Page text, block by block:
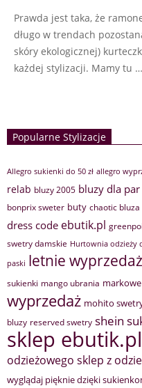
Prawda jest taka, że
długo w trendach
skóry ekologicznej)
każdej stylizacji. Mamy tu …
Popularne Stylizacje
Allegro sukienki do 50 zł allegro
relab bluzy 2005 bluzy dla par
bonprix sweter buty chaotic bluza
dress code ebutik.pl
swetry damskie Hurtownia odzieży
paski letnie
sukienki mango ubrania
wyprzedaż mohito
bluzy reserved swetry shein
sklep ebutik.pl
odzieżowego sklep z
wyglądaj pięknie dzięki